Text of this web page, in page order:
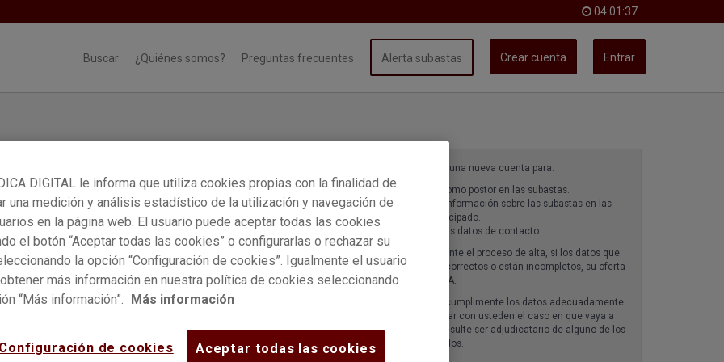
04:01:38
Buscar ¿Quiénes somos? Preguntas frecuentes Alerta subastas Crear cuenta Entrar
apellidos de lapersona física. Podrás añadir
empresas y personas jurídicas más
Es necesario crear una nueva cuenta para:
Participar como postor en las subastas.
Acceder a información sobre las subastas en las
que ha participado.
Gestionar tus datos de contacto.
Recuerde que durante el proceso de alta, si los datos que
proporciona son incorrectos o están incompletos, su oferta
puede resultar NULA.
Le sugerimos que cumplimente los datos adecuadamente
para poder contactar con usteden el caso en que vaya a
realizar ofertas y resulte ser adjudicatario de alguno de los
productos subastados.
DIGITAL le informa que utiliza cookies propias con la finalidad de
una medición y análisis estadístico de la utilización y navegación de
en la página web. El usuario puede aceptar todas las cookies
el botón “Aceptar todas las cookies” o configurarlas o rechazar su
la opción “Configuración de cookies”. Igualmente el usuario
más información en nuestra política de cookies seleccionando
“Más información”. Más información
Aceptar todas las cookies
Configuración de cookies